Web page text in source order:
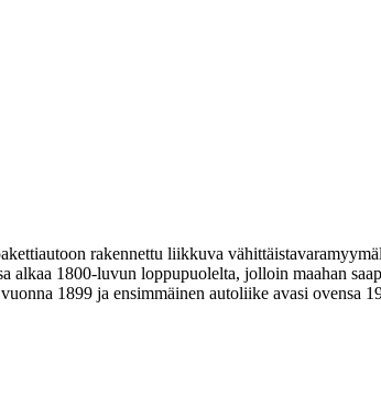
rakennettu liikkuva
1800-luvun loppupuolelta, jolloin maahan
1899 ja ensimmäinen autoliike avasi